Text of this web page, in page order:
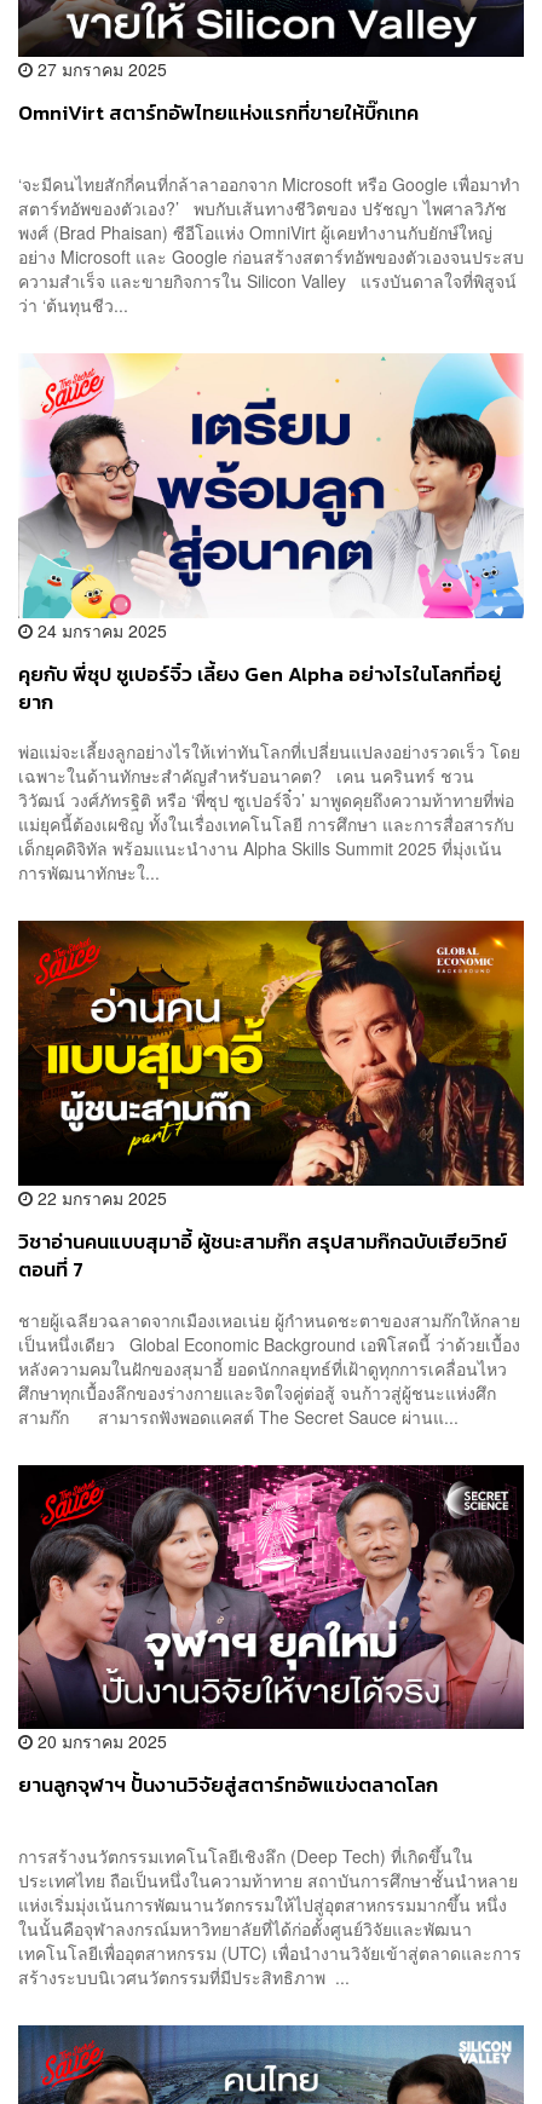
27 มกราคม 2025
OmniVirt สตาร์ทอัพไทยแห่งแรกที่ขายให้บิ๊กเทค
‘จะมีคนไทยสักกี่คนที่กล้าลาออกจาก Microsoft หรือ Google เพื่อมาทำ
สตาร์ทอัพของตัวเอง?’ พบกับเส้นทางชีวิตของ ปรัชญา ไพศาลวิภัช
พงศ์ (Brad Phaisan) ซีอีโอแห่ง OmniVirt ผู้เคยทำงานกับยักษ์ใหญ่
อย่าง Microsoft และ Google ก่อนสร้างสตาร์ทอัพของตัวเองจนประสบ
ความสำเร็จ และขายกิจการใน Silicon Valley แรงบันดาลใจที่พิสูจน์
ว่า ‘ต้นทุนชีว...
24 มกราคม 2025
คุยกับ พี่ซุป ซูเปอร์จิ๋ว เลี้ยง Gen Alpha อย่างไรในโลกที่อยู่
ยาก
พ่อแม่จะเลี้ยงลูกอย่างไรให้เท่าทันโลกที่เปลี่ยนแปลงอย่างรวดเร็ว โดย
เฉพาะในด้านทักษะสำคัญสำหรับอนาคต? เคน นครินทร์ ชวน
วิวัฒน์ วงศ์ภัทรฐิติ หรือ ‘พี่ซุป ซูเปอร์จิ๋ว’ มาพูดคุยถึงความท้าทายที่พ่อ
แม่ยุคนี้ต้องเผชิญ ทั้งในเรื่องเทคโนโลยี การศึกษา และการสื่อสารกับ
เด็กยุคดิจิทัล พร้อมแนะนำงาน Alpha Skills Summit 2025 ที่มุ่งเน้น
การพัฒนาทักษะใ...
22 มกราคม 2025
วิชาอ่านคนแบบสุมาอี้ ผู้ชนะสามก๊ก สรุปสามก๊กฉบับเฮียวิทย์
ตอนที่ 7
ชายผู้เฉลียวฉลาดจากเมืองเหอเน่ย ผู้กำหนดชะตาของสามก๊กให้กลาย
เป็นหนึ่งเดียว Global Economic Background เอพิโสดนี้ ว่าด้วยเบื้อง
หลังความคมในฝักของสุมาอี้ ยอดนักกลยุทธ์ที่เฝ้าดูทุกการเคลื่อนไหว
ศึกษาทุกเบื้องลึกของร่างกายและจิตใจคู่ต่อสู้ จนก้าวสู่ผู้ชนะแห่งศึก
สามก๊ก สามารถฟังพอดแคสต์ The Secret Sauce ผ่านแ...
20 มกราคม 2025
ยานลูกจุฬาฯ ปั้นงานวิจัยสู่สตาร์ทอัพแข่งตลาดโลก
การสร้างนวัตกรรมเทคโนโลยีเชิงลึก (Deep Tech) ที่เกิดขึ้นใน
ประเทศไทย ถือเป็นหนึ่งในความท้าทาย สถาบันการศึกษาชั้นนำหลาย
แห่งเริ่มมุ่งเน้นการพัฒนานวัตกรรมให้ไปสู่อุตสาหกรรมมากขึ้น หนึ่ง
ในนั้นคือจุฬาลงกรณ์มหาวิทยาลัยที่ได้ก่อตั้งศูนย์วิจัยและพัฒนา
เทคโนโลยีเพื่ออุตสาหกรรม (UTC) เพื่อนำงานวิจัยเข้าสู่ตลาดและการ
สร้างระบบนิเวศนวัตกรรมที่มีประสิทธิภาพ ...